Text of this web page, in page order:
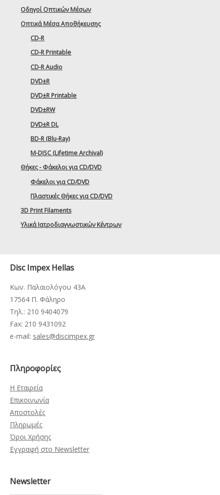
Οδηγοί Οπτικών Μέσων
Οπτικά Μέσα Αποθήκευσης
CD-R
CD-R Printable
CD-R Audio
DVD±R
DVD±R Printable
DVD±RW
DVD±R DL
BD-R (Blu-Ray)
M-DISC (Lifetime Archival)
Θήκες - Φάκελοι για CD/DVD
Φάκελοι για CD/DVD
Πλαστικές Θήκες για CD/DVD
3D Print Filaments
Υλικά Ιατροδιαγνωστικών Κέντρων
Disc Impex Hellas
Κων. Παλαιολόγου 43Α
17564 Π. Φάληρο
Τηλ.: 210 9404079
Fax: 210 9431092
e-mail: sales@discimpex.gr
Πληροφορίες
Η Εταιρεία
Επικοινωνία
Αποστολές
Πληρωμές
Όροι Χρήσης
Εγγραφή στο Newsletter
Newsletter